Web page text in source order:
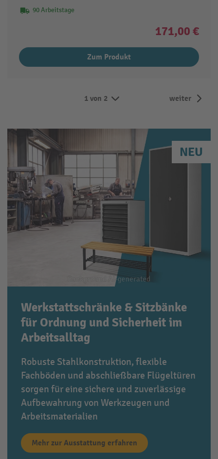
90 Arbeitstage
171,00 €
Zum Produkt
1 von 2 weiter
NEU
Werkstattschränke & Sitzbänke
für Ordnung und Sicherheit im
Arbeitsalltag
Robuste Stahlkonstruktion, flexible
Fachböden und abschließbare Flügeltüren
sorgen für eine sichere und zuverlässige
Aufbewahrung von Werkzeugen und
Arbeitsmaterialien
Mehr zur Ausstattung erfahren